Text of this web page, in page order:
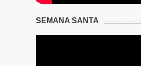
SEMANA SANTA